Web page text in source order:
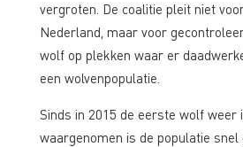
vergroten. De coalitie pleit niet
Nederland, maar voor
wolf op plekken waar er
een wolvenpopulatie.
Sinds in 2015 de eerste wolf weer
waargenomen is de populatie snel